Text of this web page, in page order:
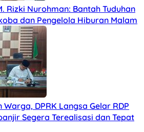
Rizki Nurohman: Bantah Tuduhan
dan Pengelola Hiburan Malam
DPRK Langsa Gelar RDP
Segera Terealisasi dan Tepat